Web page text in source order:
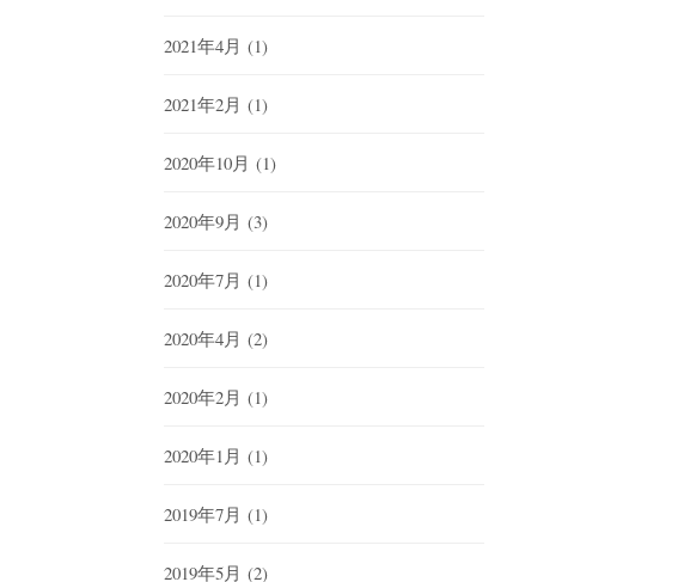
2021年4月 (1)
2021年2月 (1)
2020年10月 (1)
2020年9月 (3)
2020年7月 (1)
2020年4月 (2)
2020年2月 (1)
2020年1月 (1)
2019年7月 (1)
2019年5月 (2)